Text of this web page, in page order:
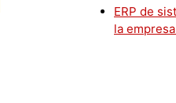
ERP de
la